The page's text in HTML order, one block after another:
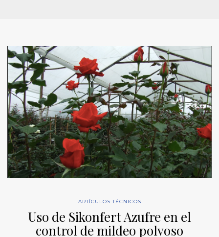
ARTÍCULOS TÉCNICOS
Uso de Sikonfert Azufre en el
control de mildeo polvoso